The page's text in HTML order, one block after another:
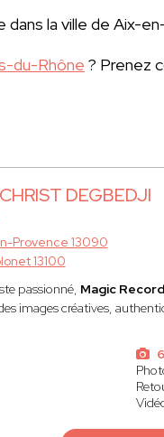
la ville de Aix-
du-Rhône ? Prenez
DEGBEDJI
Provence 13090
13100
passionné, Magic
images créatives,